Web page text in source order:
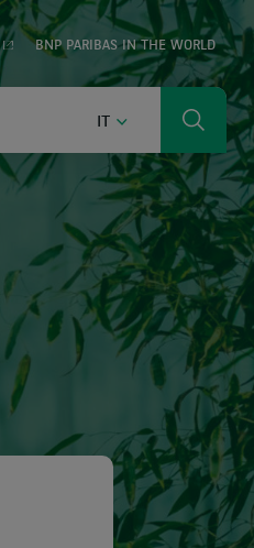
BNP PARIBAS IN THE WORLD
ITITALIANO Ricerca